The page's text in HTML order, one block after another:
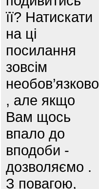
її? Натискати
на ці
посилання
зовсім
необов’язково
, але якщо
Вам щось
впало до
вподоби -
дозволяємо .
З повагою,